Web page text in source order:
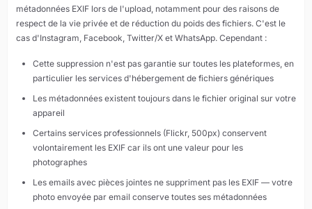
métadonnées EXIF lors de l'upload, notamment pour des raisons de
respect de la vie privée et de réduction du poids des fichiers. C'est le
cas d'Instagram, Facebook, Twitter/X et WhatsApp. Cependant :
Cette suppression n'est pas garantie sur toutes les plateformes, en
particulier les services d'hébergement de fichiers génériques
Les métadonnées existent toujours dans le fichier original sur votre
appareil
Certains services professionnels (Flickr, 500px) conservent
volontairement les EXIF car ils ont une valeur pour les
photographes
Les emails avec pièces jointes ne suppriment pas les EXIF — votre
photo envoyée par email conserve toutes ses métadonnées